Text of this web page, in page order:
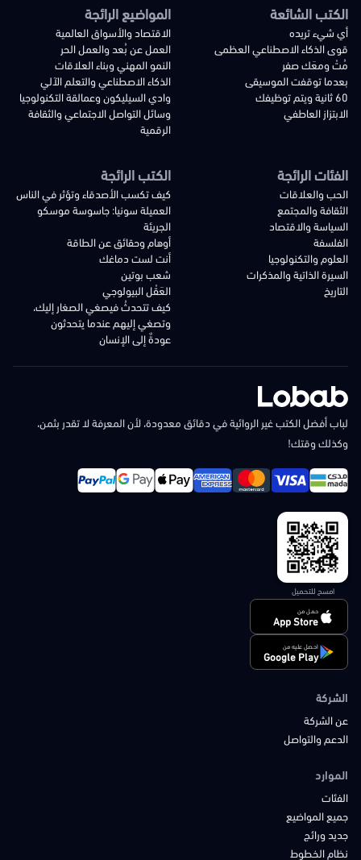
الكتب الشائعة
أي شيء تريده
قوى الذكاء الاصطناعي العظمى
مُتْ ومعَك صفر
بعدما توقفت الموسيقى
60 ثانية ويتم توظيفك
الابتزاز العاطفي
المواضيع الرائجة
الاقتصاد والأسواق العالمية
العمل عن بُعد والعمل الحر
النمو المهني وبناء العلاقات
الذكاء الاصطناعي والتعلم الآلي
وادي السيليكون وعمالقة التكنولوجيا
وسائل التواصل الاجتماعي والثقافة
الرقمية
الفئات الرائجة
الحب والعلاقات
الثقافة والمجتمع
السياسة والاقتصاد
الفلسفة
العلوم والتكنولوجيا
السيرة الذاتية والمذكرات
التاريخ
الكتب الرائجة
كيف تكسب الأصدقاء وتؤثر في الناس
العميلة سونيا: جاسوسة موسكو
الجريئة
أوهام وحقائق عن الطاقة
أنت لست دماغك
شعب بوتين
العَقْل البيولوجي
كيف تتحدثُ فيصغي الصغار إليك،
وتصغي إليهم عندما يتحدثون
عودةٌ إلى الإنسان
لباب أفضل الكتب غير الروائية في دقائق معدودة، لأن المعرفة لا تقدر بثمن،
وكذلك وقتك!
امسح للتحميل
حمل من
App Store
احصل عليه من
Google Play
الشركة
عن الشركة
الدعم والتواصل
الموارد
الفئات
جميع المواضيع
جديد ورائج
نظام الخطوط